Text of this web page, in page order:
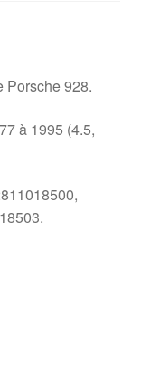
Porsche 928.
à 1995 (4.5,